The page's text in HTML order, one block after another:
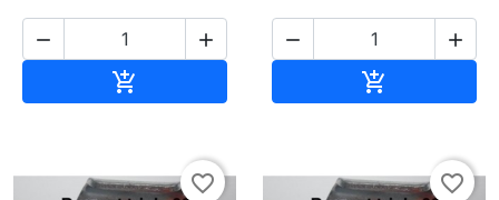
 

 

favorite_border favorite_border